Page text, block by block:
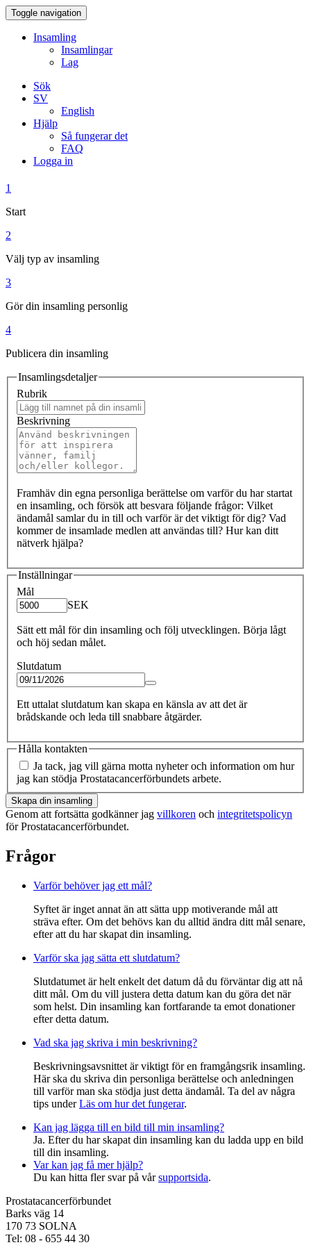
Toggle navigation
Insamling
Insamlingar
Lag
Sök
SV
English
Hjälp
Så fungerar det
FAQ
Logga in
1
Start
2
Välj typ av insamling
3
Gör din insamling personlig
4
Publicera din insamling
Insamlingsdetaljer
Rubrik
Beskrivning
Framhäv din egna personliga berättelse om varför du har startat
en insamling, och försök att besvara följande frågor: Vilket
ändamål samlar du in till och varför är det viktigt för dig? Vad
kommer de insamlade medlen att användas till? Hur kan ditt
nätverk hjälpa?
Inställningar
Mål
SEK
Sätt ett mål för din insamling och följ utvecklingen. Börja lågt
och höj sedan målet.
Slutdatum
Ett uttalat slutdatum kan skapa en känsla av att det är
brådskande och leda till snabbare åtgärder.
Hålla kontakten
Ja tack, jag vill gärna motta nyheter och information om hur
jag kan stödja Prostatacancerförbundets arbete.
Skapa din insamling
Genom att fortsätta godkänner jag villkoren och integritetspolicyn
för Prostatacancerförbundet.
Frågor
Varför behöver jag ett mål?
Syftet är inget annat än att sätta upp motiverande mål att
sträva efter. Om det behövs kan du alltid ändra ditt mål senare,
efter att du har skapat din insamling.
Varför ska jag sätta ett slutdatum?
Slutdatumet är helt enkelt det datum då du förväntar dig att nå
ditt mål. Om du vill justera detta datum kan du göra det när
som helst. Din insamling kan fortfarande ta emot donationer
efter detta datum.
Vad ska jag skriva i min beskrivning?
Beskrivningsavsnittet är viktigt för en framgångsrik insamling.
Här ska du skriva din personliga berättelse och anledningen
till varför man ska stödja just detta ändamål. Ta del av några
tips underLäs om hur det fungerar.
Kan jag lägga till en bild till min insamling?
Ja. Efter du har skapat din insamling kan du ladda upp en bild
till din insamling.
Var kan jag få mer hjälp?
Du kan hitta fler svar på vårsupportsida.
Prostatacancerförbundet
Barks väg 14
170 73 SOLNA
Tel: 08 - 655 44 30